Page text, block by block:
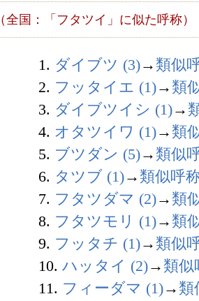
（全国：「フタツイ」に似た呼称）
1. ダイブツ (3)→ 類似
2. フッタイエ (1)→ 類
3. ダイブツイシ (1)→
4. オタツイワ (1)→ 類
5. ブツダン (5)→ 類似
6. タツブ (1)→ 類似呼
7. フタツダマ (2)→ 類
8. フタツモリ (1)→ 類
9. フッタチ (1)→ 類似
10. ハッタイ (2)→ 類似
11. フィーダマ (1)→ 類